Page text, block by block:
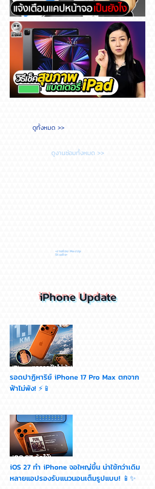
Messenger แจ้งเตือนแคปหน้า
จอ เป็นยังไง
วิธีเช็คสุขภาพแบตเตอรี่ iPad
ต้องทำยังไง?
ดูทั้งหมด >>
ดูงานซ่อมทั้งหมด >>
•งานซ่อม MacUp
Studio•
iPhone Update
รอดปาฏิหาริย์ iPhone 17 Pro Max ตกจาก
ฟ้าไม่พัง! ⚡📱
iOS 27 ทำ iPhone จอใหญ่ขึ้น น่าใช้กว่าเดิม
หลายแอปรองรับแนวนอนเต็มรูปแบบ! 📱✨